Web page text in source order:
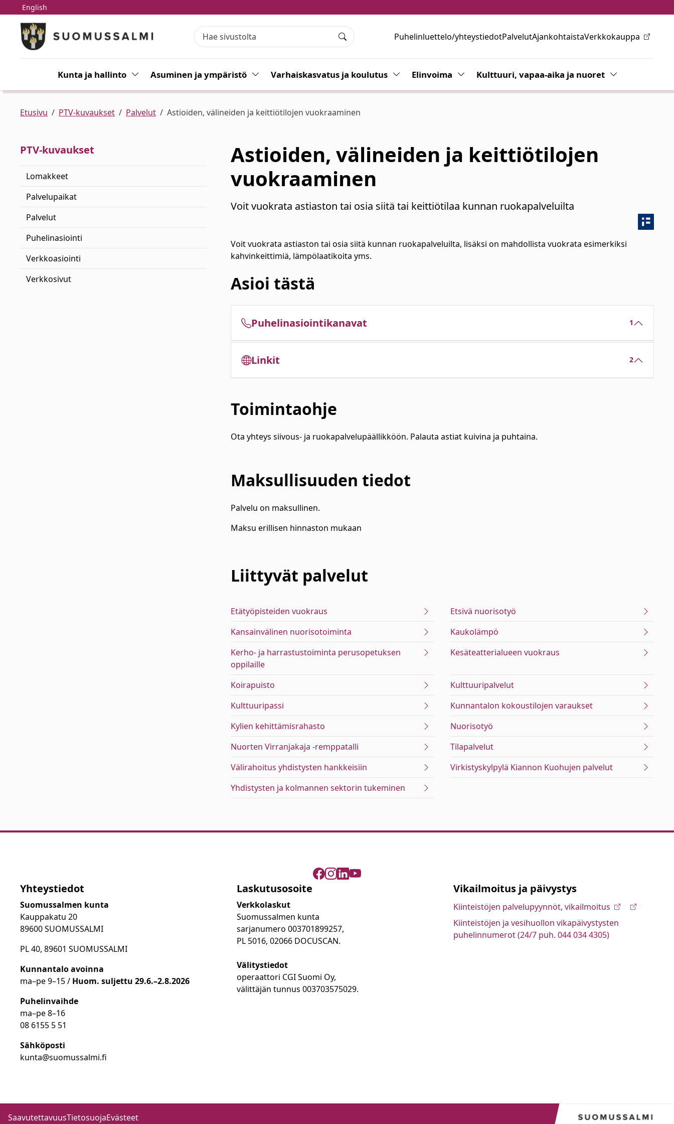
Siirry pääsisältöön
Siirry päävalikkoon
Puhelinluettelo/yhteystiedotPalvelutAjankohtaistaVerkkokauppa
English
Haku
Kunta ja hallinto Vaihda alasvetovalikkoa
Asuminen ja ympäristö Vaihda alasvetovalikkoa
Varhaiskasvatus ja koulutus Vaihda alasvetovalikkoa
Elinvoima Vaihda alasvetovalikkoa
Kulttuuri, vapaa-aika ja nuoret Vaihda
Etusivu PTV-kuvaukset Palvelut Astioiden, välineiden ja keittiötilojen vuokraaminen
PTV-kuvaukset
Lomakkeet
Palvelupaikat
Palvelut
Puhelinasiointi
Verkkoasiointi
Verkkosivut
Astioiden, välineiden ja keittiötilojen
vuokraaminen
Voit vuokrata astiaston tai osia siitä tai keittiötilaa kunnan ruokapalveluilta
Voit vuokrata astiaston tai osia siitä kunnan ruokapalveluilta, lisäksi on mahdollista vuokrata esimerkiksi
kahvinkeittimiä, lämpölaatikoita yms.
Asioi tästä
Puhelinasiointikanavat 1
Linkit 2
Toimintaohje
Ota yhteys siivous- ja ruokapalvelupäällikköön. Palauta astiat kuivina ja puhtaina.
Maksullisuuden tiedot
Palvelu on maksullinen.
Maksu erillisen hinnaston mukaan
Liittyvät palvelut
Etätyöpisteiden vuokraus
Etsivä nuorisotyö
Kansainvälinen nuorisotoiminta
Kaukolämpö
Kerho- ja harrastustoiminta perusopetuksen
oppilaille
Kesäteatterialueen vuokraus
Koirapuisto
Kulttuuripalvelut
Kulttuuripassi
Kunnantalon kokoustilojen varaukset
Kylien kehittämisrahasto
Nuorisotyö
Nuorten Virranjakaja -remppatalli
Tilapalvelut
Välirahoitus yhdistysten hankkeisiin
Virkistyskylpylä Kiannon Kuohujen palvelut
Yhdistysten ja kolmannen sektorin tukeminen
Yhteystiedot
Suomussalmen kunta
Kauppakatu 20
89600 SUOMUSSALMI
PL 40, 89601 SUOMUSSALMI
Kunnantalo avoinna
ma–pe 9–15 / Huom. suljettu 29.6.–2.8.2026
Puhelinvaihde
ma–pe 8–16
08 6155 5 51
Sähköposti
kunta@suomussalmi.fi
Laskutusosoite
Verkkolaskut
Suomussalmen kunta
sarjanumero 003701899257,
PL 5016, 02066 DOCUSCAN.
Välitystiedot
operaattori CGI Suomi Oy,
välittäjän tunnus 003703575029.
Vikailmoitus ja päivystys
Kiinteistöjen palvelupyynnöt, vikailmoitus
Kiinteistöjen ja vesihuollon vikapäivystysten
puhelinnumerot (24/7 puh. 044 034 4305)
SaavutettavuusTietosuojaEvästeet